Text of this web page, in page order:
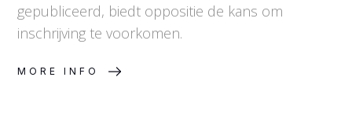
gepubliceerd, biedt oppositie de kans om
inschrijving te voorkomen.
MORE INFO